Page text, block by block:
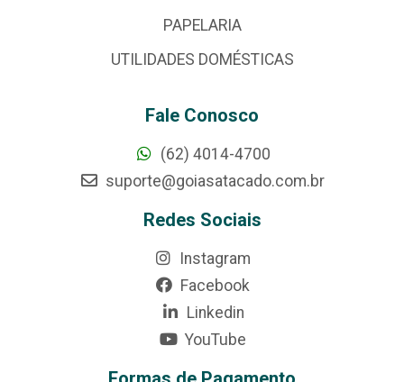
PAPELARIA
UTILIDADES DOMÉSTICAS
Fale Conosco
(62) 4014-4700
suporte@goiasatacado.com.br
Redes Sociais
Instagram
Facebook
Linkedin
YouTube